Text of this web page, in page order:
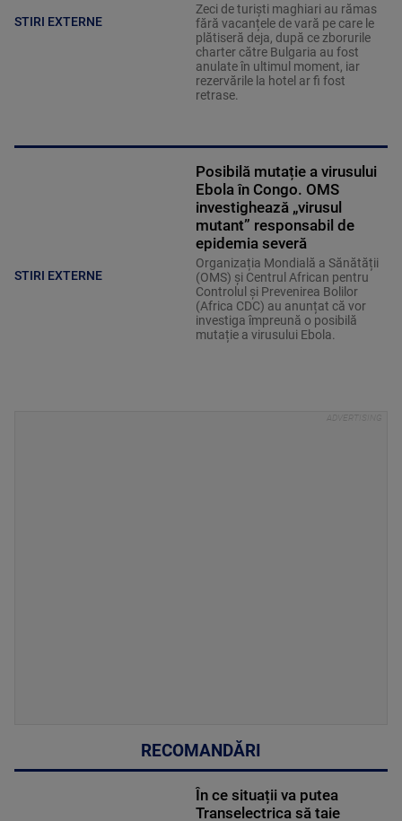
STIRI EXTERNE
Zeci de turiști maghiari au rămas
fără vacanțele de vară pe care le
plătiseră deja, după ce zborurile
charter către Bulgaria au fost
anulate în ultimul moment, iar
rezervările la hotel ar fi fost
retrase.
STIRI EXTERNE
Posibilă mutație a virusului
Ebola în Congo. OMS
investighează „virusul
mutant” responsabil de
epidemia severă
Organizația Mondială a Sănătății
(OMS) și Centrul African pentru
Controlul și Prevenirea Bolilor
(Africa CDC) au anunțat că vor
investiga împreună o posibilă
mutație a virusului Ebola.
RECOMANDĂRI
În ce situații va putea
Transelectrica să taie